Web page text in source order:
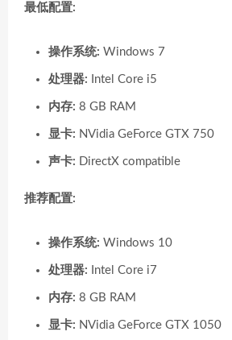
最低配置:
操作系统: Windows 7
处理器: Intel Core i5
内存: 8 GB RAM
显卡: NVidia GeForce GTX 750
声卡: DirectX compatible
推荐配置:
操作系统: Windows 10
处理器: Intel Core i7
内存: 8 GB RAM
显卡: NVidia GeForce GTX 1050